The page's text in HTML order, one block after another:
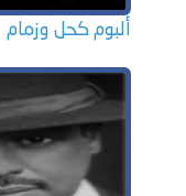
ألبوم كحل وزمام